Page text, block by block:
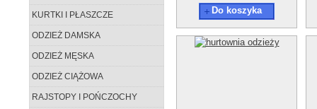
KURTKI I PŁASZCZE
ODZIEŻ DAMSKA
ODZIEŻ MĘSKA
ODZIEŻ CIĄŻOWA
RAJSTOPY I POŃCZOCHY
Do koszyka